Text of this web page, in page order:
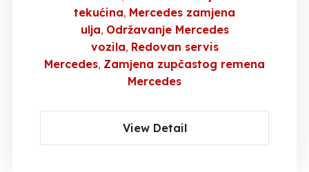
tekućina Mercedes zamjena
ulja Održavanje Mercedes
vozila Redovan servis
Mercedes Zamjena zupčastog remena
Mercedes
View Detail